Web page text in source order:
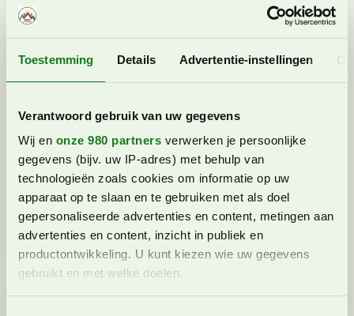
Toestemming Details Advertentie-instellingen
Verantwoord gebruik van uw gegevens
Wij en onze 980 partners verwerken je persoonlijke
gegevens (bijv. uw IP-adres) met behulp van
technologieën zoals cookies om informatie op uw
apparaat op te slaan en te gebruiken met als doel
gepersonaliseerde advertenties en content, metingen aan
advertenties en content, inzicht in publiek en
productontwikkeling. U kunt kiezen wie uw gegevens
gebruikt en met welke doelen.
Tierli Parcours in Braunwald